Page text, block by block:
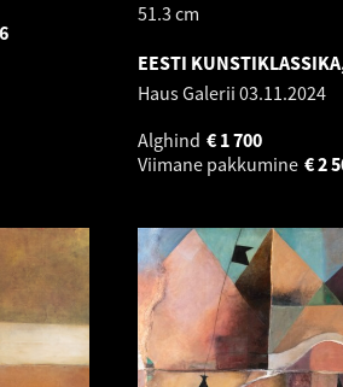
51.3 cm
EESTI
Haus Galerii 03.11.2024
Alghind
1 700
€
Viimane pakkumine
2
€